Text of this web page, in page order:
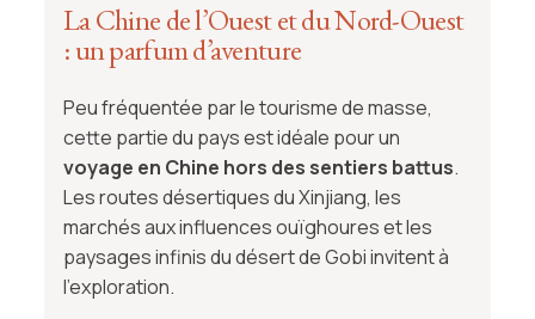
La Chine de l’Ouest et du Nord-Ouest
: un parfum d’aventure
Peu fréquentée par le tourisme de masse,
cette partie du pays est idéale pour un
voyage en Chine hors des sentiers battus.
Les routes désertiques du Xinjiang, les
marchés aux influences ouïghoures et les
paysages infinis du désert de Gobi invitent à
l’exploration.